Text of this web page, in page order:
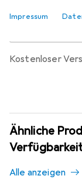
Impressum
kostenloser
Ähnliche
Alle anzeigen